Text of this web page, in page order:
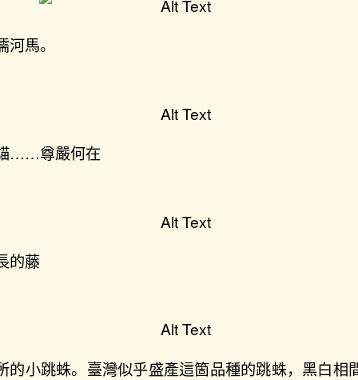
河馬。
……尊嚴何在
的藤
的小跳蛛。臺灣似乎盛產這箇品種的跳蛛，黑白相